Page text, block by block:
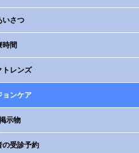
いさつ
時間
トレンズ
ョンケア
示物
の受診予約